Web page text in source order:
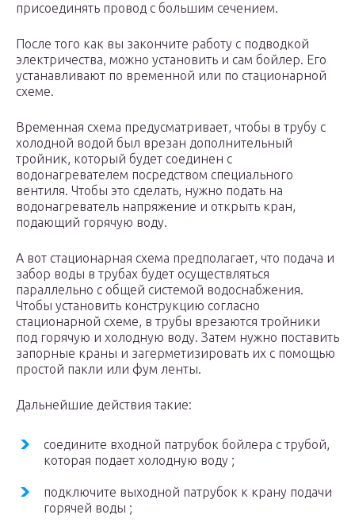
присоединять провод с большим сечением.
После того как вы закончите работу с подводкой
электричества, можно установить и сам бойлер. Его
устанавливают по временной или по стационарной
схеме.
Временная схема предусматривает, чтобы в трубу с
холодной водой был врезан дополнительный
тройник, который будет соединен с
водонагревателем посредством специального
вентиля. Чтобы это сделать, нужно подать на
водонагреватель напряжение и открыть кран,
подающий горячую воду.
А вот стационарная схема предполагает, что подача и
забор воды в трубах будет осуществляться
параллельно с общей системой водоснабжения.
Чтобы установить конструкцию согласно
стационарной схеме, в трубы врезаются тройники
под горячую и холодную воду. Затем нужно поставить
запорные краны и загерметизировать их с помощью
простой пакли или фум ленты.
Дальнейшие действия такие:
соедините входной патрубок бойлера с трубой,
которая подает холодную воду ;
подключите выходной патрубок к крану подачи
горячей воды ;